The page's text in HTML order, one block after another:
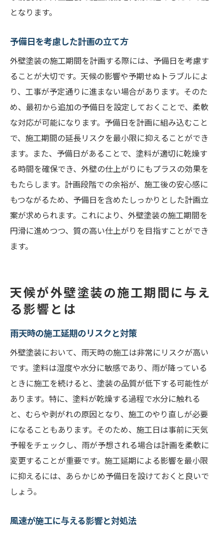
となります。
予備日を考慮した計画の立て方
外壁塗装の施工期間を計画する際には、予備日を考慮す
ることが大切です。天候の影響や予期せぬトラブルによ
り、工事が予定通りに進まない場合があります。そのた
め、最初から追加の予備日を設定しておくことで、柔軟
な対応が可能になります。予備日を計画に組み込むこと
で、施工期間の延長リスクを最小限に抑えることができ
ます。また、予備日があることで、塗料が適切に乾燥す
る時間を確保でき、外壁の仕上がりにもプラスの効果を
もたらします。計画段階での余裕が、施工後の安心感に
もつながるため、予備日を含めたしっかりとした計画立
案が求められます。これにより、外壁塗装の施工期間を
円滑に進めつつ、質の高い仕上がりを目指すことができ
ます。
天候が外壁塗装の施工期間に与え
る影響とは
雨天時の施工延期のリスクと対策
外壁塗装において、雨天時の施工は非常にリスクが高い
です。塗料は湿度や水分に敏感であり、雨が降っている
ときに施工を続けると、塗装の品質が低下する可能性が
あります。特に、塗料が乾燥する過程で水分に触れる
と、むらや剥がれの原因となり、施工のやり直しが必要
になることもあります。そのため、施工日は事前に天気
予報をチェックし、雨が予想される場合は計画を柔軟に
変更することが重要です。施工延期による影響を最小限
に抑えるには、あらかじめ予備日を設けておくと良いで
しょう。
風速が施工に与える影響と対処法